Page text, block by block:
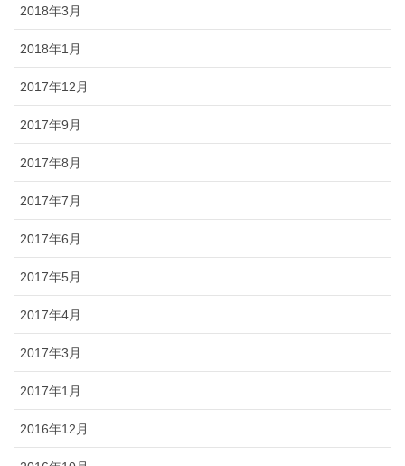
2018年3月
2018年1月
2017年12月
2017年9月
2017年8月
2017年7月
2017年6月
2017年5月
2017年4月
2017年3月
2017年1月
2016年12月